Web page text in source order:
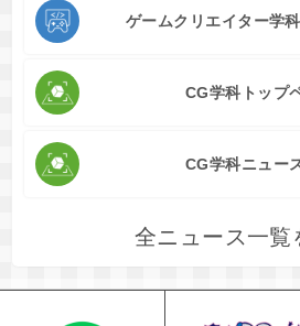
ゲームクリエイター学
CG学科トップ
CG学科ニュー
全ニュース一覧